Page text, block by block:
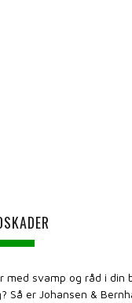
med svamp og råd i din
Så er Johansen &